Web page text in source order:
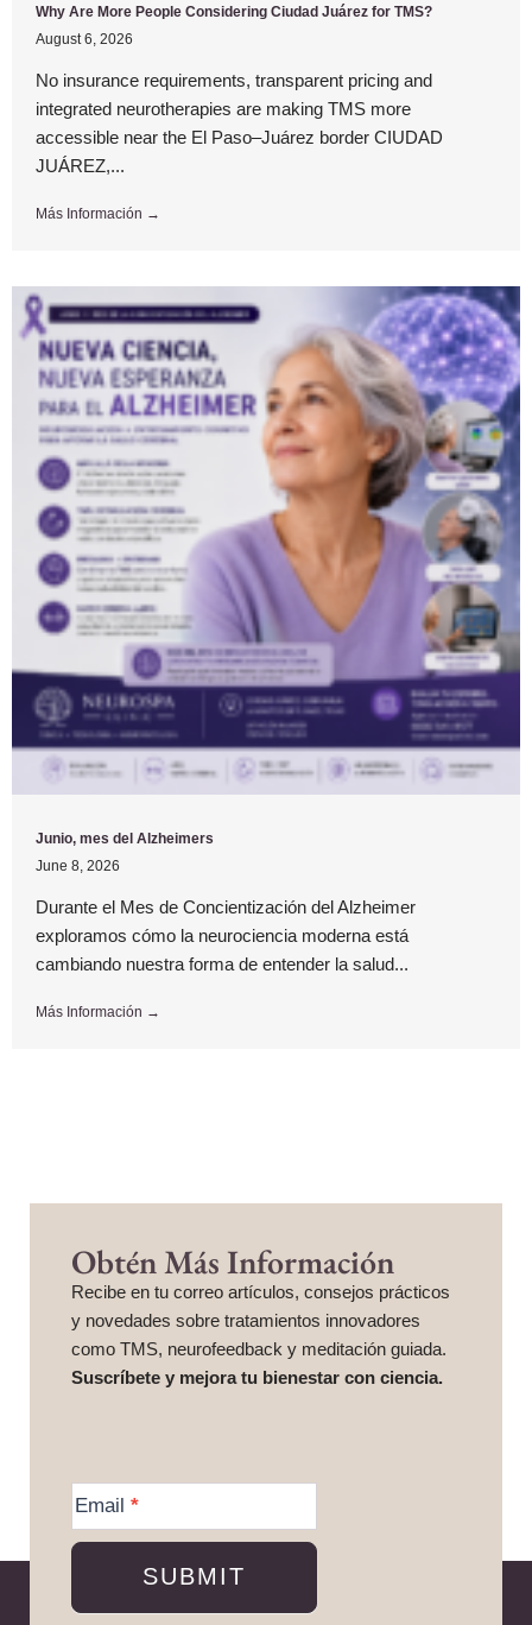
Why Are More People Considering Ciudad Juárez for TMS?
August 6, 2026
No insurance requirements, transparent pricing and
integrated neurotherapies are making TMS more
accessible near the El Paso–Juárez border CIUDAD
JUÁREZ,...
Más Información →
Junio, mes del Alzheimers
June 8, 2026
Durante el Mes de Concientización del Alzheimer
exploramos cómo la neurociencia moderna está
cambiando nuestra forma de entender la salud...
Más Información →
Obtén Más Información
Recibe en tu correo artículos, consejos prácticos
y novedades sobre tratamientos innovadores
como TMS, neurofeedback y meditación guiada.
Suscríbete y mejora tu bienestar con ciencia.
Information
Email *
SUBMIT